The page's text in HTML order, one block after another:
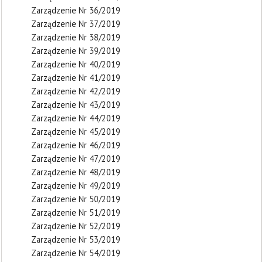
Zarządzenie Nr 36/2019
Zarządzenie Nr 37/2019
Zarządzenie Nr 38/2019
Zarządzenie Nr 39/2019
Zarządzenie Nr 40/2019
Zarządzenie Nr 41/2019
Zarządzenie Nr 42/2019
Zarządzenie Nr 43/2019
Zarządzenie Nr 44/2019
Zarządzenie Nr 45/2019
Zarządzenie Nr 46/2019
Zarządzenie Nr 47/2019
Zarządzenie Nr 48/2019
Zarządzenie Nr 49/2019
Zarządzenie Nr 50/2019
Zarządzenie Nr 51/2019
Zarządzenie Nr 52/2019
Zarządzenie Nr 53/2019
Zarządzenie Nr 54/2019